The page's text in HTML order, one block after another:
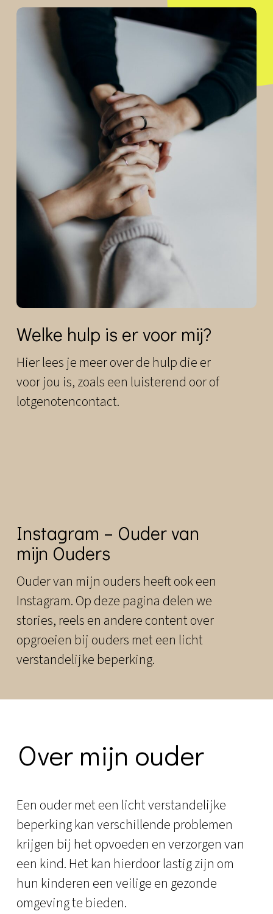
Welke hulp is er voor mij?
Hier lees je meer over de hulp die er
voor jou is, zoals een luisterend oor of
lotgenotencontact.
Instagram – Ouder van
mijn Ouders
Ouder van mijn ouders heeft ook een
Instagram. Op deze pagina delen we
stories, reels en andere content over
opgroeien bij ouders met een licht
verstandelijke beperking.
anti-
aging
cream
Over mijn ouder
Een ouder met een licht verstandelijke
beperking kan verschillende problemen
krijgen bij het opvoeden en verzorgen van
een kind. Het kan hierdoor lastig zijn om
hun kinderen een veilige en gezonde
omgeving te bieden.